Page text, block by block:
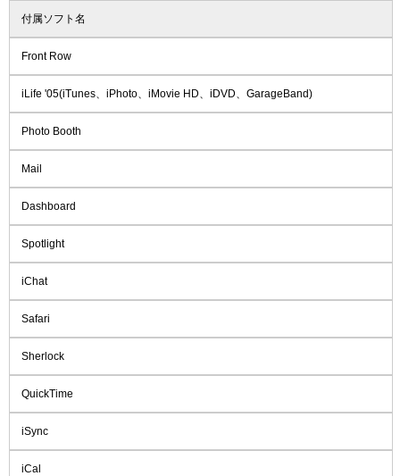
付属ソフト名
Front Row
iLife '05(iTunes、iPhoto、iMovie HD、iDVD、GarageBand)
Photo Booth
Mail
Dashboard
Spotlight
iChat
Safari
Sherlock
QuickTime
iSync
iCal